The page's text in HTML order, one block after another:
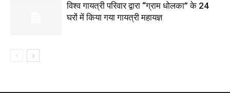
विश्व गायत्री परिवार द्वारा “ग्राम धोलका” के 24
घरों में किया गया गायत्री महायज्ञ